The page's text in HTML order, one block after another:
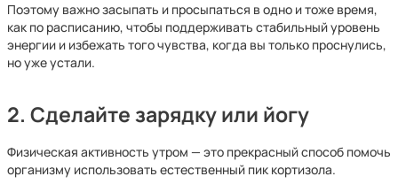
Поэтому важно засыпать и просыпаться в одно и тоже время,
как по расписанию, чтобы поддерживать стабильный уровень
энергии и избежать того чувства, когда вы только проснулись,
но уже устали.
2. Сделайте зарядку или йогу
Физическая активность утром — это прекрасный способ помочь
организму использовать естественный пик кортизола.